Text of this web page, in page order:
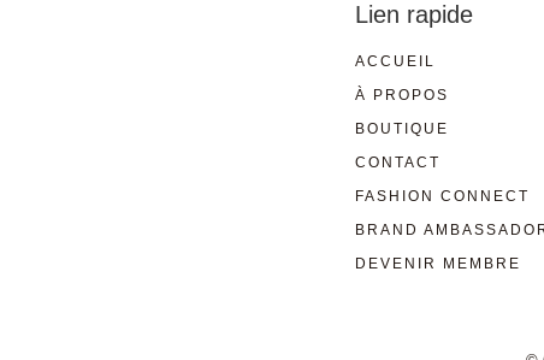
Lien rapide
ACCUEIL
À PROPOS
BOUTIQUE
CONTACT
FASHION CONNECT
BRAND
DEVENIR MEMBRE